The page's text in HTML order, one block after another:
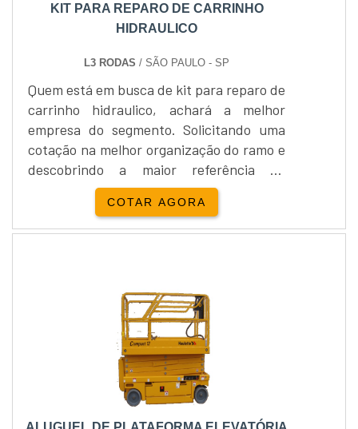
KIT PARA REPARO DE CARRINHO
HIDRAULICO
L3 RODAS / SÃO PAULO - SP
Quem está em busca de kit para reparo de
carrinho hidraulico, achará a melhor
empresa do segmento. Solicitando uma
cotação na melhor organização do ramo e
descobrindo a maior referência de
qualidade da área de atuação.UM POUCO
MAIS SOBRE KIT PARA REPARO DE
CARRINHO HIDRAULICOQuem quer
comprometida com os serviços, acha a L3
Rodas. Disponibilizando para os clientes
rodas de nylon e roda de carga,
garantindo o que há de melhor na
atualidade.Sem perder o foco em kit para
reparo de carrinho hidraulico, sempre
deve-se buscar uma empresa que tenha
COTAR AGORA